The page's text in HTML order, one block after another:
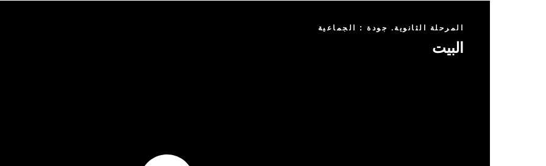
المرحلة الثانوية. جودة : الجماعية
البيت